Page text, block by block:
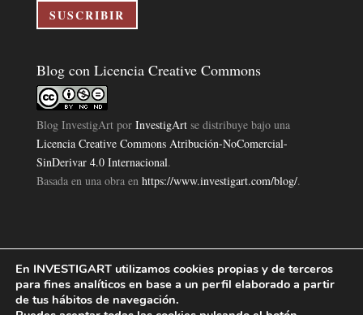
electrónico
SUSCRIBIR
Blog con Licencia Creative Commons
Blog InvestigArtpor InvestigArtse distribuye bajo una
Licencia Creative Commons Atribución-NoComercial-
SinDerivar 4.0 Internacional.
Basada en una obra en https://www.investigart.com/blog/.
Política de Privacidad|Aviso Legal|Política de Cookies|
Investigart Copyright © 2019. |
En INVESTIGART utilizamos cookies propias y de terceros
para fines analíticos en base a un perfil elaborado a partir
de tus hábitos de navegación.